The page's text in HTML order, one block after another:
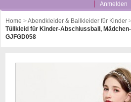
Anmelden
Home >Abendkleider & Ballkleider für Kinder
Tüllkleid für Kinder-Abschlussball,
GJFGD058